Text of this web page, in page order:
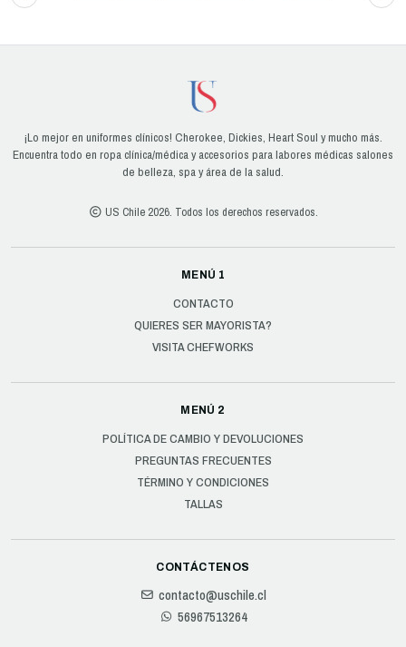
¡Lo mejor en uniformes clínicos! Cherokee, Dickies, Heart Soul y mucho más.
Encuentra todo en ropa clínica/médica y accesorios para labores médicas salones
de belleza, spa y área de la salud.
US Chile 2026. Todos los derechos reservados.
MENÚ 1
CONTACTO
QUIERES SER MAYORISTA?
VISITA CHEFWORKS
MENÚ 2
POLÍTICA DE CAMBIO Y DEVOLUCIONES
PREGUNTAS FRECUENTES
TÉRMINO Y CONDICIONES
TALLAS
CONTÁCTENOS
contacto@uschile.cl
56967513264